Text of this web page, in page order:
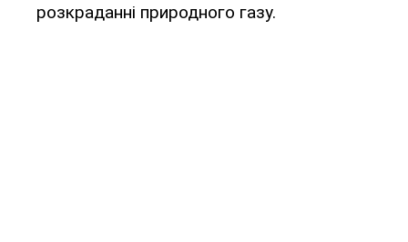
розкраданні природного газу.